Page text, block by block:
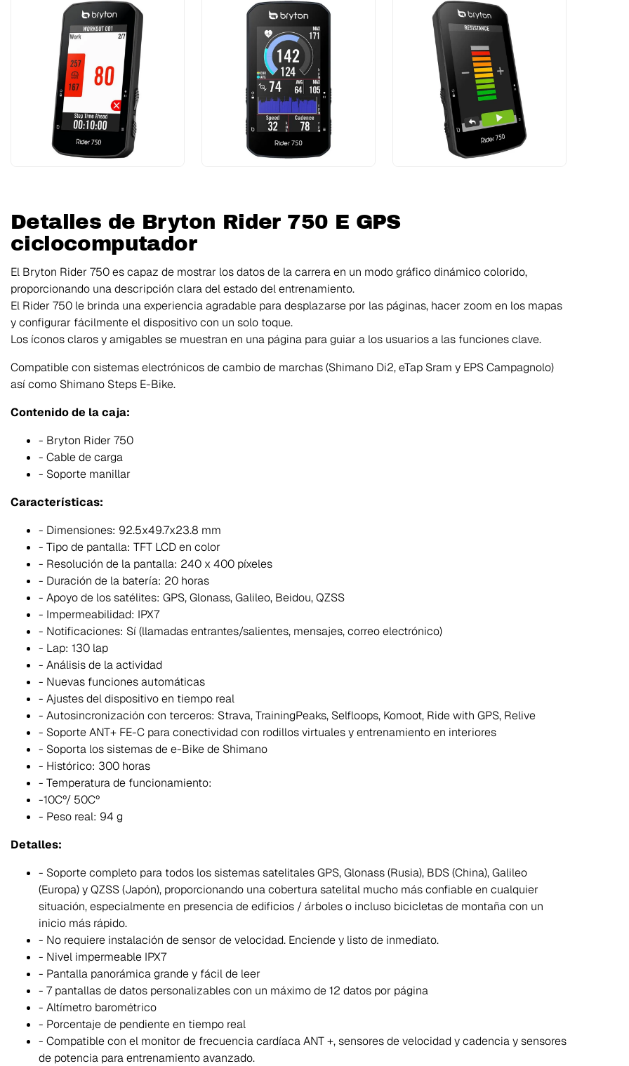
Detalles de Bryton Rider 750 E GPS
ciclocomputador
El Bryton Rider 750 es capaz de mostrar los datos de la carrera en un modo gráfico dinámico colorido,
proporcionando una descripción clara del estado del entrenamiento.
El Rider 750 le brinda una experiencia agradable para desplazarse por las páginas, hacer zoom en los mapas
y configurar fácilmente el dispositivo con un solo toque.
Los íconos claros y amigables se muestran en una página para guiar a los usuarios a las funciones clave.
Compatible con sistemas electrónicos de cambio de marchas (Shimano Di2, eTap Sram y EPS Campagnolo)
así como Shimano Steps E-Bike.
Contenido de la caja:
- Bryton Rider 750
- Cable de carga
- Soporte manillar
Características:
- Dimensiones: 92.5x49.7x23.8 mm
- Tipo de pantalla: TFT LCD en color
- Resolución de la pantalla: 240 x 400 píxeles
- Duración de la batería: 20 horas
- Apoyo de los satélites: GPS, Glonass, Galileo, Beidou, QZSS
- Impermeabilidad: IPX7
- Notificaciones: Sí (llamadas entrantes/salientes, mensajes, correo electrónico)
- Lap: 130 lap
- Análisis de la actividad
- Nuevas funciones automáticas
- Ajustes del dispositivo en tiempo real
- Autosincronización con terceros: Strava, TrainingPeaks, Selfloops, Komoot, Ride with GPS, Relive
- Soporte ANT+ FE-C para conectividad con rodillos virtuales y entrenamiento en interiores
- Soporta los sistemas de e-Bike de Shimano
- Histórico: 300 horas
- Temperatura de funcionamiento:
-10Cº/ 50Cº
- Peso real: 94 g
Detalles:
- Soporte completo para todos los sistemas satelitales GPS, Glonass (Rusia), BDS (China), Galileo
(Europa) y QZSS (Japón), proporcionando una cobertura satelital mucho más confiable en cualquier
situación, especialmente en presencia de edificios / árboles o incluso bicicletas de montaña con un
inicio más rápido.
- No requiere instalación de sensor de velocidad. Enciende y listo de inmediato.
- Nivel impermeable IPX7
- Pantalla panorámica grande y fácil de leer
- 7 pantallas de datos personalizables con un máximo de 12 datos por página
- Altímetro barométrico
- Porcentaje de pendiente en tiempo real
- Compatible con el monitor de frecuencia cardíaca ANT +, sensores de velocidad y cadencia y sensores
de potencia para entrenamiento avanzado.